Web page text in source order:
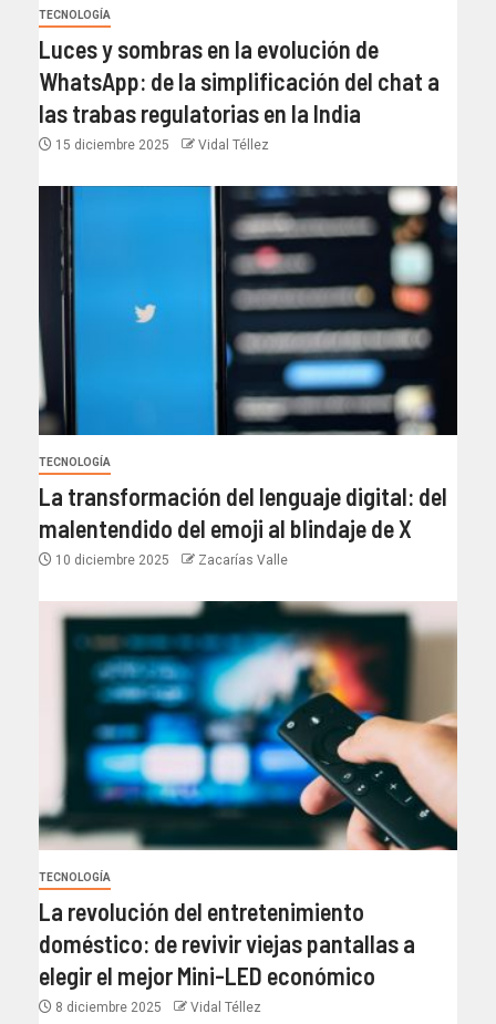
TECNOLOGÍA
Luces y sombras en la evolución de
WhatsApp: de la simplificación del chat a
las trabas regulatorias en la India
15 diciembre 2025 Vidal Téllez
TECNOLOGÍA
La transformación del lenguaje digital: del
malentendido del emoji al blindaje de X
10 diciembre 2025 Zacarías Valle
TECNOLOGÍA
La revolución del entretenimiento
doméstico: de revivir viejas pantallas a
elegir el mejor Mini-LED económico
8 diciembre 2025 Vidal Téllez